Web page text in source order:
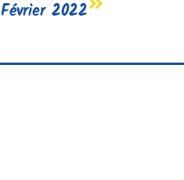
Février 2022